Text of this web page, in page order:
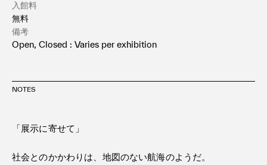
入館料
無料
備考
Open, Closed : Varies per exhibition
NOTES
「展示に寄せて」
社会とのかかわりは、地図のない航海のようだ。